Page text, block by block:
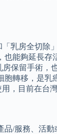
乳房全切
能夠延長
保留手術
轉移，是
，目前在台
/服務、活